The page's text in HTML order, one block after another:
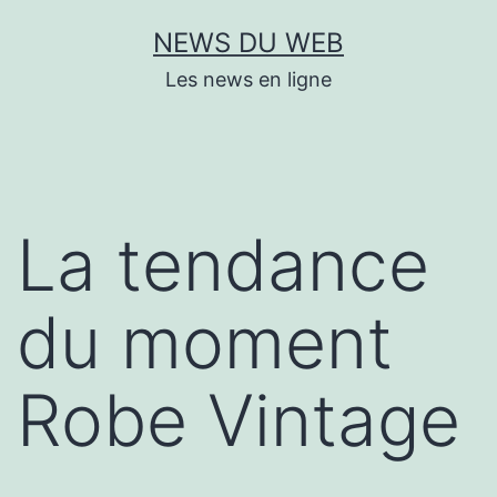
NEWS DU WEB
Les news en ligne
La tendance
du moment
Robe Vintage